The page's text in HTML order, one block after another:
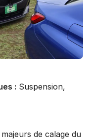
: Suspension,
de calage du